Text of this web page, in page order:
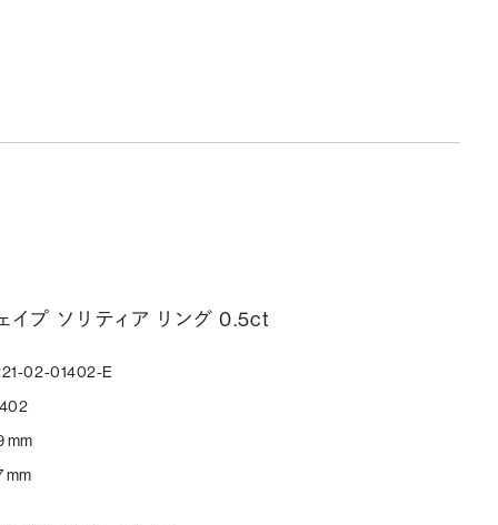
プ ソリティア リング 0.5ct
02-01402-E
mm
mm